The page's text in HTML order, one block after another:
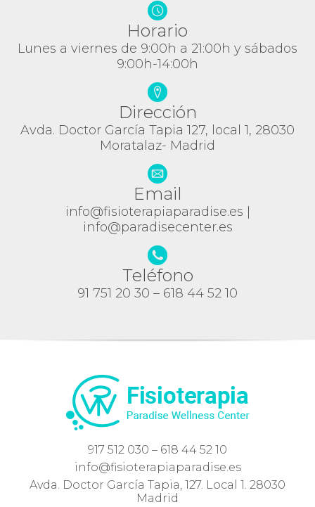
Horario
Lunes a viernes de 9:00h a 21:00h y sábados
9:00h-14:00h
Dirección
Avda. Doctor García Tapia 127, local 1, 28030
Moratalaz- Madrid
Email
info@fisioterapiaparadise.es |
info@paradisecenter.es
Teléfono
91 751 20 30 – 618 44 52 10
917 512 030 – 618 44 52 10
info@fisioterapiaparadise.es
Avda. Doctor García Tapia, 127. Local 1. 28030
Madrid